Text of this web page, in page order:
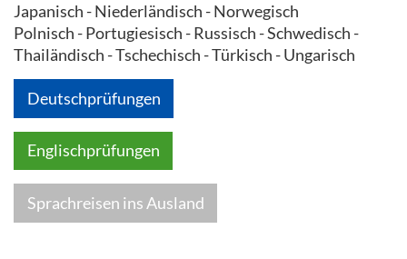
Japanisch - Niederländisch - Norwegisch
Polnisch - Portugiesisch - Russisch - Schwedisch -
Thailändisch - Tschechisch - Türkisch - Ungarisch
Deutschprüfungen
Englischprüfungen
Sprachreisen ins Ausland